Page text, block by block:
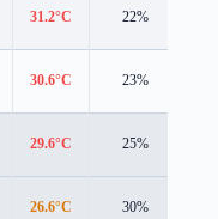
31.2°C 22%
30.6°C 23%
29.6°C 25%
26.6°C 30%